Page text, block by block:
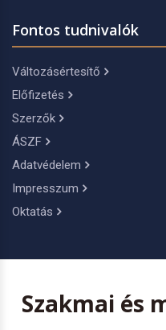
Fontos tudnivalók
Változásértesítő
Előfizetés
Szerzők
ÁSZF
Adatvédelem
Impresszum
Oktatás
Szakmai és